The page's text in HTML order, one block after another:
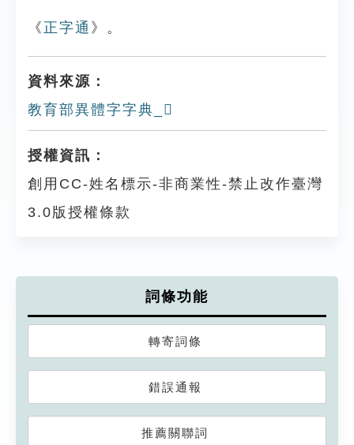
《 正字通 》。
資料來源：
教育部異體字字典_𢃭
授權資訊：
創用CC-姓名標示-非商業性-禁止改作臺灣
3.0版授權條款
詞條功能
轉寄詞條
錯誤通報
推薦關聯詞